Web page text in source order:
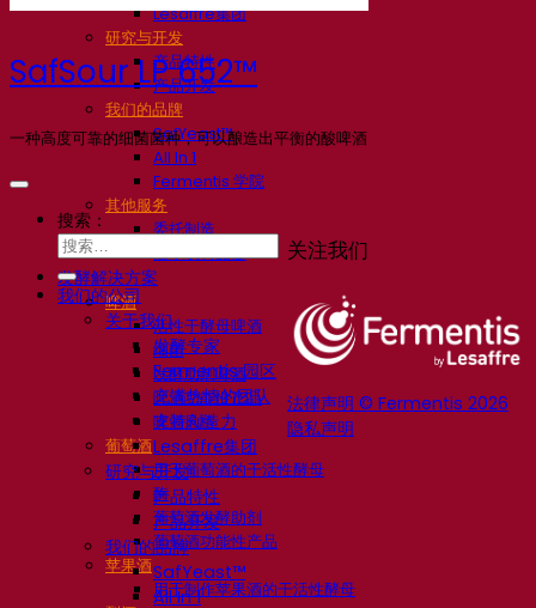
Lesaffre集团
研究与开发
产品特性
产品开发
我们的品牌
SafYeast™
All In 1
Fermentis 学院
其他服务
委托制造
酒水饮料品鉴
发酵解决方案
啤酒
活性干酵母啤酒
细菌
发酵助剂啤酒
啤酒功能性产品
啤酒风格
葡萄酒
用于葡萄酒的干活性酵母
酶
葡萄酒发酵助剂
葡萄酒功能性产品
苹果酒
用于制作苹果酒的干活性酵母
SafSour LP 652™
一种高度可靠的细菌菌种，可以酿造出平衡的酸啤酒
关注我们
法律声明 © Fermentis 2026
隐私声明
搜索：
我们的公司
关于我们
发酵专家
Fermentis 园区
充满热情的团队
支持创造力
Lesaffre集团
研究与开发
产品特性
产品开发
我们的品牌
SafYeast™
All In 1